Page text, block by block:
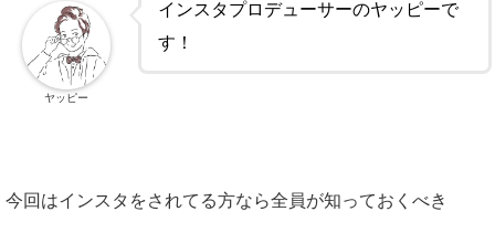
インスタプロデューサーのヤッピーで
す！
ヤッピー
今回はインスタをされてる方なら全員が知っておくべき